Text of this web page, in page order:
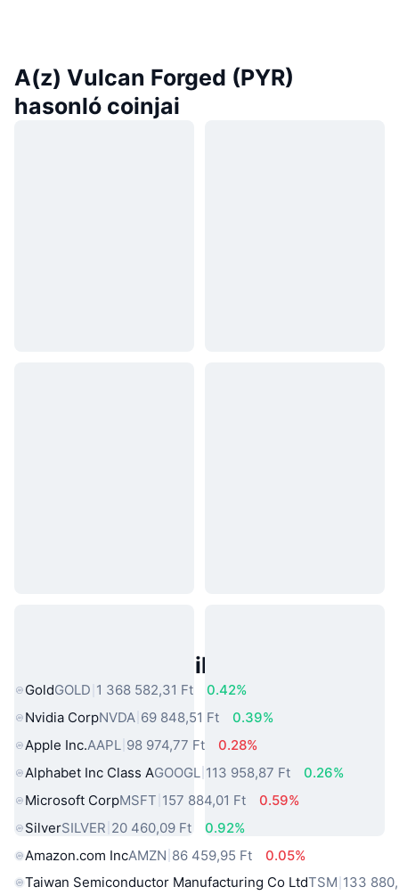
A(z) Vulcan Forged (PYR)
hasonló coinjai
Népszerű Való Világbeli Eszközök
GoldGOLD 1 368 582,31 Ft
0.42%
Nvidia CorpNVDA 69 848,51 Ft
0.39%
Apple Inc.AAPL 98 974,77 Ft
0.28%
Alphabet Inc Class AGOOGL 113 958,87 Ft
0.26%
Microsoft CorpMSFT 157 884,01 Ft
0.59%
SilverSILVER 20 460,09 Ft
0.92%
Amazon.com IncAMZN 86 459,95 Ft
0.05%
Taiwan Semiconductor Manufacturing Co LtdTSM 133